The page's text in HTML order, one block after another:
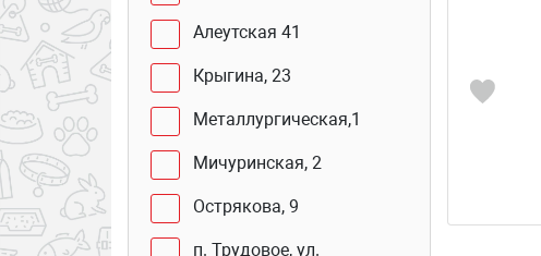
Алеутская 41
Крыгина, 23
Металлургическая,1
Мичуринская, 2
Острякова, 9
п. Трудовое, ул.